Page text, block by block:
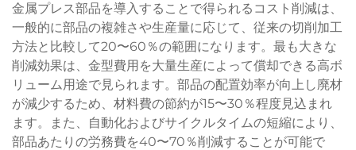
金属プレス部品を導入することで得られるコスト削減は、
一般的に部品の複雑さや生産量に応じて、従来の切削加工
方法と比較して20〜60％の範囲になります。最も大きな
削減効果は、金型費用を大量生産によって償却できる高ボ
リューム用途で見られます。部品の配置効率が向上し廃材
が減少するため、材料費の節約が15〜30％程度見込まれ
ます。また、自動化およびサイクルタイムの短縮により、
部品あたりの労務費を40〜70％削減することが可能で